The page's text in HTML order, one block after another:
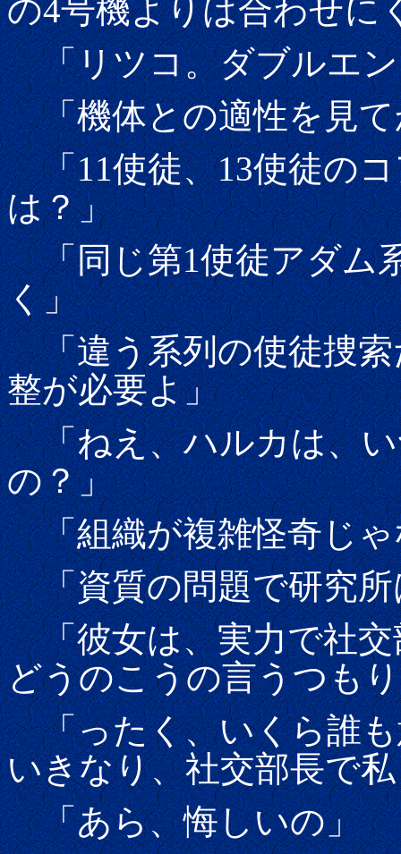
の4号機よりは合わせに
「リツコ。ダブルエン
「機体との適性を見て
「11使徒、13使徒のコ
は？」
「同じ第1使徒アダム
く」
「違う系列の使徒捜索
整が必要よ」
「ねえ、ハルカは、い
の？」
「組織が複雑怪奇じゃ
「資質の問題で研究所
「彼女は、実力で社交
どうのこうの言うつも
「ったく、いくら誰も
いきなり、社交部長で
「あら、悔しいの」